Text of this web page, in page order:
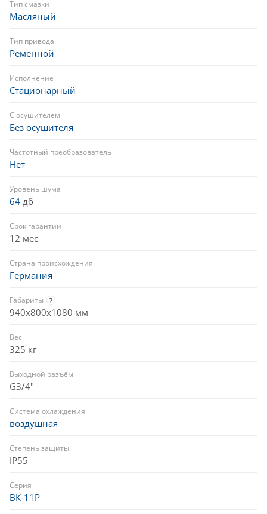
Тип смазки
Масляный
Тип привода
Ременной
Исполнение
Стационарный
С осушителем
Без осушителя
Частотный преобразователь
Нет
Уровень шума
64 дб
Срок гарантии
12 мес
Страна происхождения
Германия
Габариты ?
940х800х1080 мм
Вес
325 кг
Выходной разъём
G3/4"
Система охлаждения
воздушная
Степень защиты
IP55
Серия
ВК-11Р